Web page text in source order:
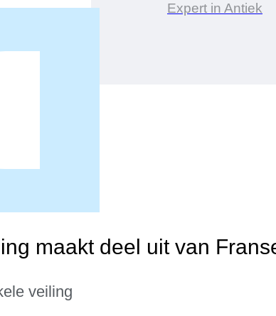
Expert in Antiek
maakt deel uit van
veiling